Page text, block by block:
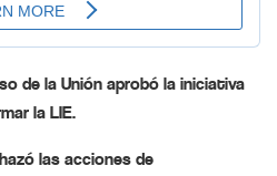
de la Unión aprobó la iniciativa
la LIE.
las acciones de